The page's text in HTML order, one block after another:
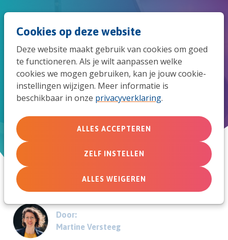
Cookies op deze website
Deze website maakt gebruik van cookies om goed
te functioneren. Als je wilt aanpassen welke
cookies we mogen gebruiken, kan je jouw cookie-
instellingen wijzigen. Meer informatie is
beschikbaar in onze privacyverklaring.
ALLES ACCEPTEREN
ZELF INSTELLEN
ALLES WEIGEREN
naar
de
Take-away #3: Leren leven
vanuit het niet weten
Door:
Martine Versteeg